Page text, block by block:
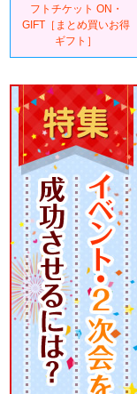
フトチケット ON・
GIFT［まとめ買いお得
ギフト］